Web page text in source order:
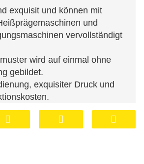
exquisit und können mit
und
vervollständigt
wird auf einmal ohne
gebildet.
exquisiter Druck und
ist gering, die
hoch und der Prozess sehr
grünen und